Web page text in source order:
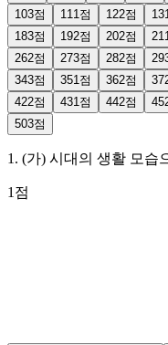
103점 11 1 점 122점 131
183점 192점 202점 21 1
262점 273점 282점 29
343점 351 점 362점 37
422점 431 점 442점 45
503점
1 . (가) 시대의 생활 모습
1 점